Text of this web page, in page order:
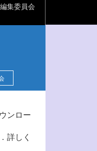
編集委員会
ンロー
詳しく